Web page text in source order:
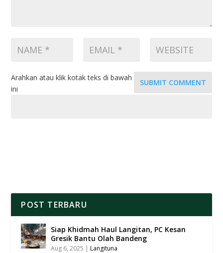
SUBMIT COMMENT
Arahkan atau klik kotak teks di bawah
ini
POST TERBARU
Siap Khidmah Haul Langitan, PC Kesan
Gresik Bantu Olah Bandeng
Aug 6, 2025 |Langituna